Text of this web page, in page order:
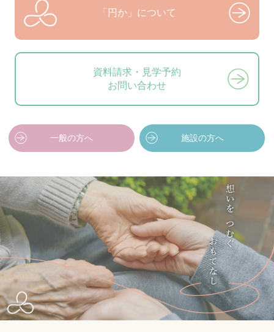
「円か」について
資料請求・見学予約
お問い合わせ
一般の方へ 施設の方へ